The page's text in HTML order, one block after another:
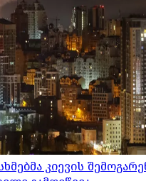
კიევის